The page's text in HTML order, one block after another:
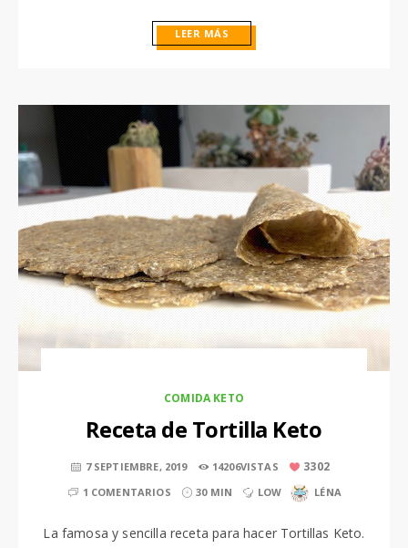
LEER MÁS
COMIDA KETO
Receta de Tortilla Keto
7 SEPTIEMBRE, 2019 14206VISTAS 3302
1 COMENTARIOS 30 MIN LOW LÉNA
La famosa y sencilla receta para hacer Tortillas Keto.